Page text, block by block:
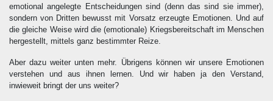
emotional angelegte Entscheidungen sind (denn das sind sie immer),
sondern von Dritten bewusst mit Vorsatz erzeugte Emotionen. Und auf
die gleiche Weise wird die (emotionale) Kriegsbereitschaft im Menschen
hergestellt, mittels ganz bestimmter Reize.
Aber dazu weiter unten mehr. Übrigens können wir unsere Emotionen
verstehen und aus ihnen lernen. Und wir haben ja den Verstand,
inwieweit bringt der uns weiter?